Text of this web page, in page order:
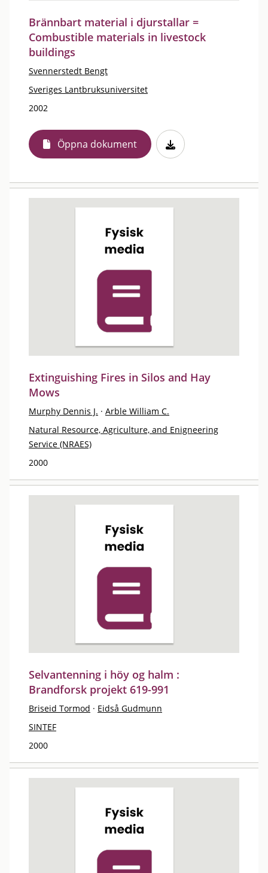
Brännbart material i djurstallar =
Combustible materials in livestock
buildings
Svennerstedt Bengt
Sveriges Lantbruksuniversitet
2002
Öppna dokument
Extinguishing Fires in Silos and Hay
Mows
Murphy Dennis J. · Arble William C.
Natural Resource, Agriculture, and Enigneering
Service (NRAES)
2000
Selvantenning i höy og halm :
Brandforsk projekt 619-991
Briseid Tormod · Eidså Gudmunn
SINTEF
2000